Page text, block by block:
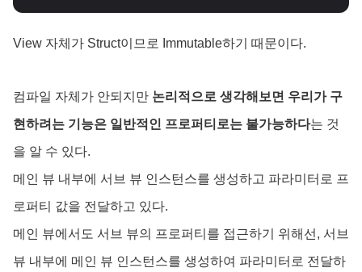
View 자체가 Struct이므로 Immutable하기 때문이다.
컴파일 자체가 안되지만 논리적으로 생각해보면 우리가 구
현하려는 기능은 일반적인 프로퍼티로는 불가능하다는 것
을 알 수 있다.
메인 뷰 내부에 서브 뷰 인스턴스를 생성하고 파라미터로 프
로퍼티 값을 전달하고 있다.
메인 뷰에서도 서브 뷰의 프로퍼티를 접근하기 위해선, 서브
뷰 내부에 메인 뷰 인스턴스를 생성하여 파라미터로 전달하